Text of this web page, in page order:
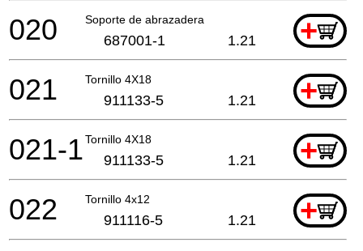
Soporte de abrazadera +
020 687001-1 1.21
Tornillo 4X18 +
021 911133-5 1.21
Tornillo 4X18 +
021-1 911133-5 1.21
Tornillo 4x12 +
022 911116-5 1.21